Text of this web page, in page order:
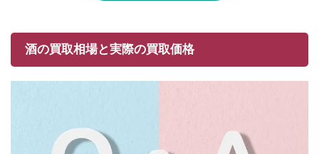
酒の買取相場と実際の買取価格